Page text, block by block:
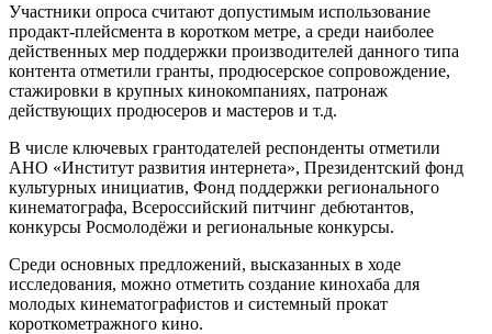
Участники опроса считают допустимым использование
продакт-плейсмента в коротком метре, а среди наиболее
действенных мер поддержки производителей данного типа
контента отметили гранты, продюсерское сопровождение,
стажировки в крупных кинокомпаниях, патронаж
действующих продюсеров и мастеров и т.д.
В числе ключевых грантодателей респонденты отметили
АНО «Институт развития интернета», Президентский фонд
культурных инициатив, Фонд поддержки регионального
кинематографа, Всероссийский питчинг дебютантов,
конкурсы Росмолодёжи и региональные конкурсы.
Среди основных предложений, высказанных в ходе
исследования, можно отметить создание кинохаба для
молодых кинематографистов и системный прокат
короткометражного кино.